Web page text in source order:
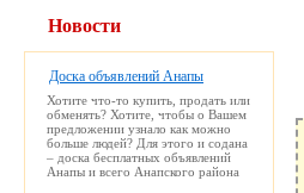
Новости
Доска объявлений Анапы
Хотите что-то купить, продать или
обменять? Хотите, чтобы о Вашем
предложении узнало как можно
больше людей? Для этого и содана
– доска бесплатных объявлений
Анапы и всего Анапского района